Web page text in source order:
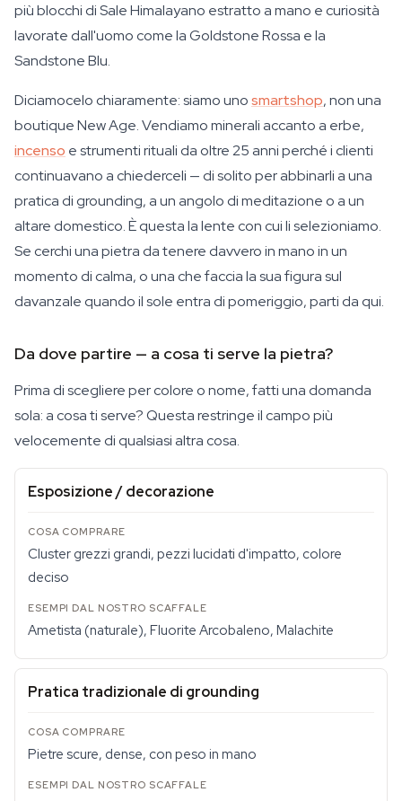
più blocchi di Sale Himalayano estratto a mano e curiosità
lavorate dall'uomo come la Goldstone Rossa e la
Sandstone Blu.
Diciamocelo chiaramente: siamo unosmartshop, non una
boutique New Age. Vendiamo minerali accanto a erbe,
incenso e strumenti rituali da oltre 25 anni perché i clienti
continuavano a chiederceli — di solito per abbinarli a una
pratica di grounding, a un angolo di meditazione o a un
altare domestico. È questa la lente con cui li selezioniamo.
Se cerchi una pietra da tenere davvero in mano in un
momento di calma, o una che faccia la sua figura sul
davanzale quando il sole entra di pomeriggio, parti da qui.
Da dove partire — a cosa ti serve la pietra?
Prima di scegliere per colore o nome, fatti una domanda
sola: a cosa ti serve? Questa restringe il campo più
velocemente di qualsiasi altra cosa.
Esposizione / decorazione
Cluster grezzi grandi, pezzi lucidati d'impatto, colore
deciso
Ametista (naturale), Fluorite Arcobaleno, Malachite
Pratica tradizionale di grounding
Pietre scure, dense, con peso in mano